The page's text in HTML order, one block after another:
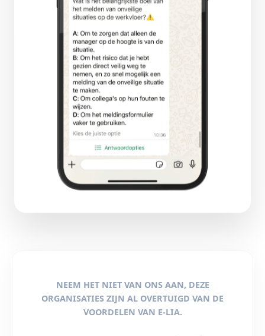
NEEM HET NIET VAN ONS AAN, DEZE
ORGANISATIES ZIJN AL OVERTUIGD VAN DE
VOORDELEN VAN E-LIA.